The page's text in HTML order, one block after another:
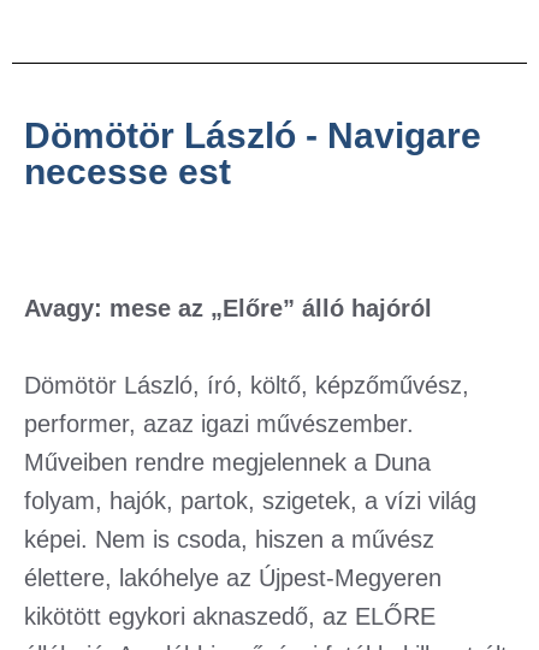
Dömötör László - Navigare
necesse est
Avagy: mese az „Előre” álló hajóról
Dömötör László, író, költő, képzőművész,
performer, azaz igazi művészember.
Műveiben rendre megjelennek a Duna
folyam, hajók, partok, szigetek, a vízi világ
képei. Nem is csoda, hiszen a művész
élettere, lakóhelye az Újpest-Megyeren
kikötött egykori aknaszedő, az ELŐRE